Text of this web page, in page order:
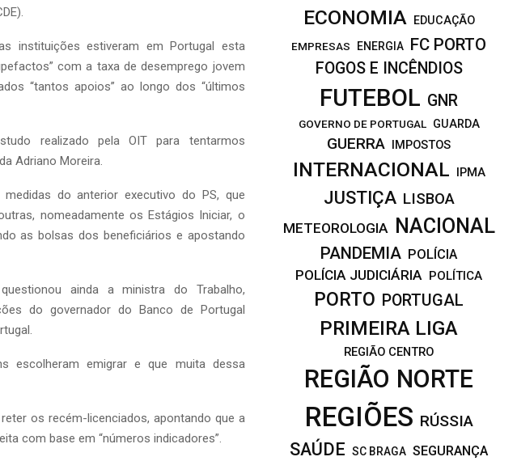
instituições estiveram em Portugal esta
com a taxa de desemprego jovem
“tantos apoios” ao longo dos “últimos
realizado pela OIT para tentarmos
Adriano Moreira.
do anterior executivo do PS, que
nomeadamente os Estágios Iniciar, o
as bolsas dos beneficiários e apostando
ainda a ministra do Trabalho,
do governador do Banco de Portugal
escolheram emigrar e que muita dessa
os recém-licenciados, apontando que a
com base em “números indicadores”.
ECONOMIA
EDUCAÇÃO
EMPRESAS
ENERGIA FC PORTO
FOGOS E INCÊNDIOS
FUTEBOL GNR
GOVERNO DE PORTUGAL GUARDA
GUERRA IMPOSTOS
INTERNACIONAL IPMA
JUSTIÇA LISBOA
METEOROLOGIA NACIONAL
PANDEMIA POLÍCIA
POLÍCIA JUDICIÁRIA POLÍTICA
PORTO PORTUGAL
PRIMEIRA LIGA
REGIÃO CENTRO
REGIÃO NORTE
REGIÕES RÚSSIA
SAÚDE SC BRAGA SEGURANÇA